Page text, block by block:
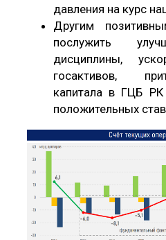
давления на курс
Другим
послужить
дисциплины,
госактивов,
капитала в ГЦБ
положительных